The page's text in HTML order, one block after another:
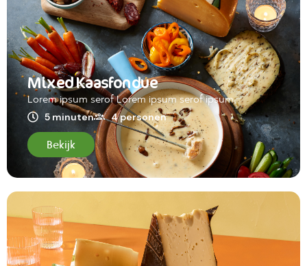
Mixed Kaasfondue
Lorem ipsum serof Lorem ipsum serof ipsum
5 minuten
4 personen
Bekijk